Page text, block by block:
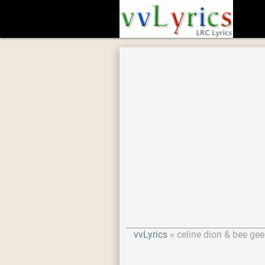
vvLyrics celine dion & bee